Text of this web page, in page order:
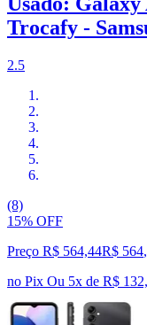
Trocafy -
2.5
(8)
15% OFF
Preço R$ 564,44R$ 564,
no Pix Ou 5x de R$